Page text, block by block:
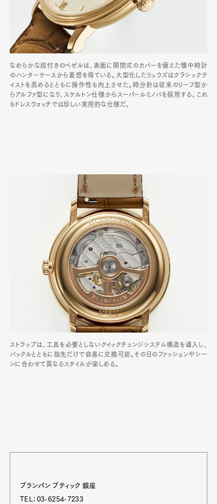
なめらかな段付きのベゼルは、表面に開閉式のカバーを備えた懐中時計
のハンターケースから着想を得ている。大型化したリュウズはクラシックテ
イストを高めるとともに操作性も向上させた。時分針は従来のリーフ型か
らアルファ型になり､スケルトン仕様からスーパールミノバを採用する｡これ
もドレスウォッチでは珍しい実用的な仕様だ｡
ストラップは、工具を必要としないクイックチェンジシステム構造を導入し、
バックルとともに指先だけで容易に交換可能。その日のファッションやシー
ンに合わせて異なるスタイルが楽しめる。
ブランパン ブティック 銀座
TEL：03-6254-7233